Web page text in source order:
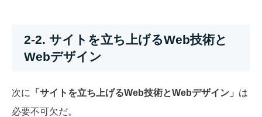
2-2. サイトを立ち上げるWeb技術と
Webデザイン
次に 「サイトを立ち上げるWeb技術とWebデザイン」 は
必要不可欠だ。